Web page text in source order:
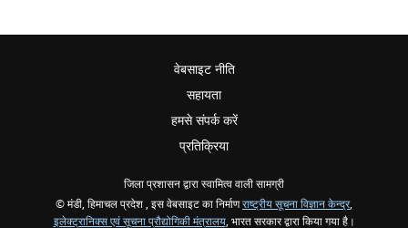
वेबसाइट नीति
सहायता
हमसे संपर्क करें
प्रतिक्रिया
जिला प्रशासन द्वारा स्वामित्व वाली सामग्री
© मंडी, हिमाचल प्रदेश , इस वेबसाइट का निर्माणराष्ट्रीय सूचना विज्ञान केन्द्र,
इलेक्ट्रानिक्स एवं सूचना प्रौद्योगिकी मंत्रालय, भारत सरकार द्वारा किया गया है।